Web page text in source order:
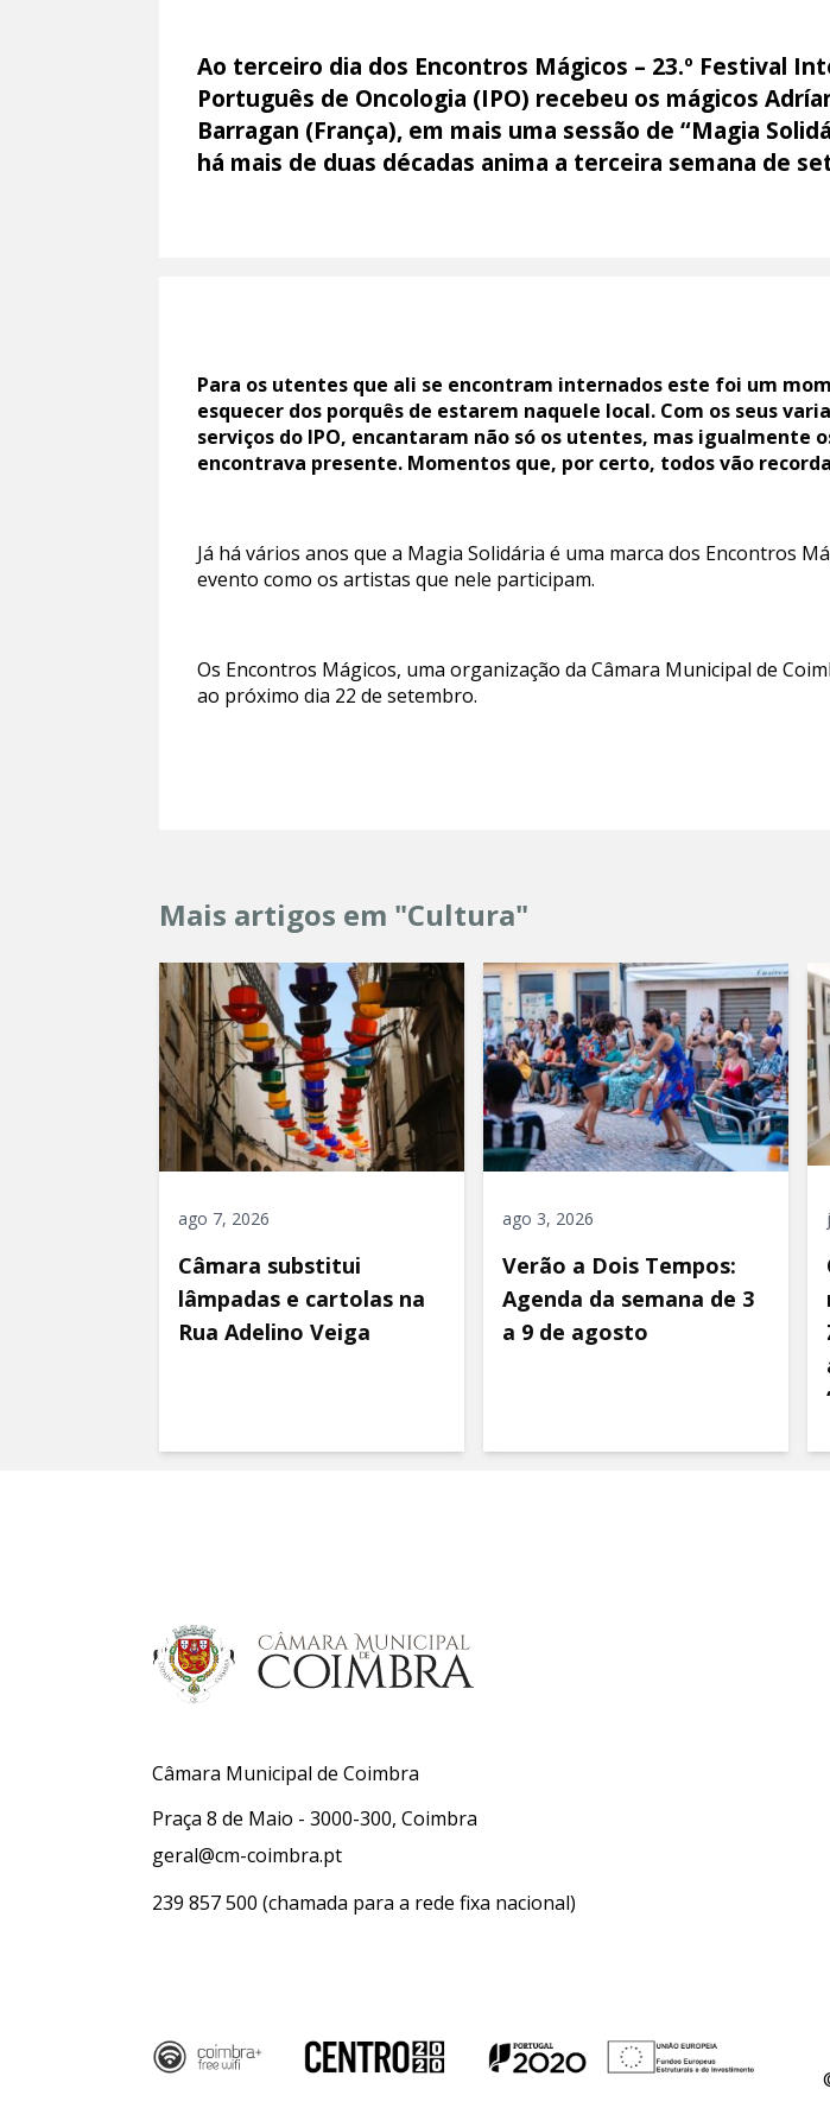
Ao terceiro dia dos Encontros Mágicos – 23.º Festival
Português de Oncologia (IPO) recebeu os mágicos
Barragan (França), em mais uma sessão de “Magia
há mais de duas décadas anima a terceira semana de
Para os utentes que ali se encontram internados este foi um
esquecer dos porquês de estarem naquele local. Com os seus
serviços do IPO, encantaram não só os utentes, mas igualmente
encontrava presente. Momentos que, por certo, todos vão
Já há vários anos que a Magia Solidária é uma marca dos Encontros
evento como os artistas que nele participam.
Os Encontros Mágicos, uma organização da Câmara Municipal de
ao próximo dia 22 de setembro.
Mais artigos em "Cultura"
ago 7, 2026
Câmara substitui
lâmpadas e cartolas na
Rua Adelino Veiga
ago 3, 2026
Verão a Dois Tempos:
Agenda da semana de 3
a 9 de agosto
Câmara Municipal de Coimbra
Praça 8 de Maio - 3000-300, Coimbra
geral@cm-coimbra.pt
239 857 500 (chamada para a rede fixa nacional)